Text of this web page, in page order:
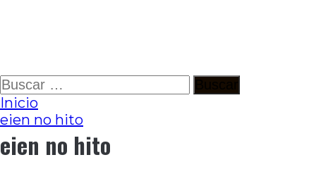
Ir
al
contenido
Buscar:
Inicio
eien no hito
eien no hito